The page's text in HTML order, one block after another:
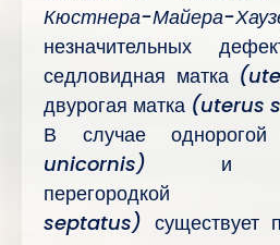
Кюстнера-Майера-
незначительных
седловидная матка
двурогая матка (uterus
В случае
unicornis) и
septatus) существует